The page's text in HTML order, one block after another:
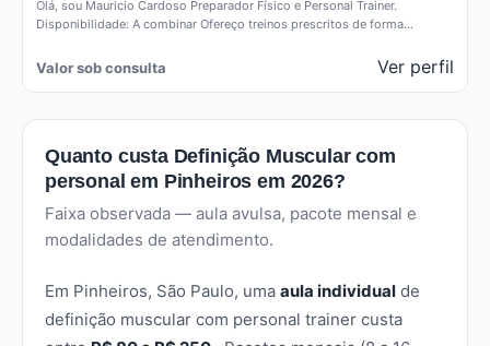
Olá, sou Mauricio Cardoso Preparador Físico e Personal Trainer.
Disponibilidade: A combinar Ofereço treinos prescritos de forma
Valor sob consulta Ver perfil
Quanto custa Definição Muscular com
personal em Pinheiros em 2026?
Faixa observada — aula avulsa, pacote mensal e
modalidades de atendimento.
Em Pinheiros, São Paulo, uma aula individual de
definição muscular com personal trainer custa